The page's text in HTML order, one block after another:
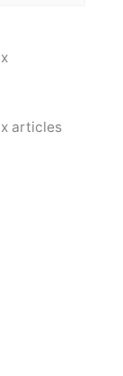
articles